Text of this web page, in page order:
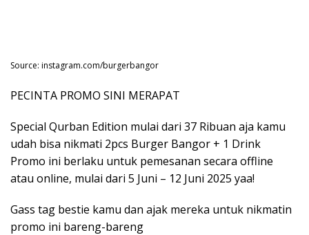
Source: instagram.com/burgerbangor
PECINTA PROMO SINI MERAPAT
Special Qurban Edition mulai dari 37 Ribuan aja kamu
udah bisa nikmati 2pcs Burger Bangor + 1 Drink
Promo ini berlaku untuk pemesanan secara offline
atau online, mulai dari 5 Juni – 12 Juni 2025 yaa!
Gass tag bestie kamu dan ajak mereka untuk nikmatin
promo ini bareng-bareng